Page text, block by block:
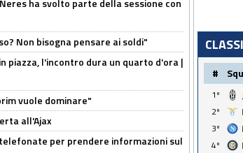
ha svolto parte della sessione con
Non bisogna pensare ai soldi"
piazza, l'incontro dura un quarto d'ora |
vuole dominare"
all'Ajax
per prendere informazioni sul
#
1º
2º
3º
4º